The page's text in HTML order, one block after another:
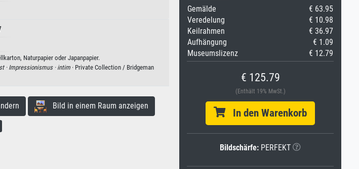
Naturpapier oder Japanpapier.
· Impressionismus · intim · Private Collection / Bridgeman
Bild in einem Raum anzeigen
Gemälde
€ 63.95
Veredelung
€ 10.98
Keilrahmen
€ 36.97
Aufhängung
€ 1.09
Museumslizenz
€ 12.79
€ 125.79
(Enthält 19% MwSt.)
In den Warenkorb
Bildschärfe: PERFEKT